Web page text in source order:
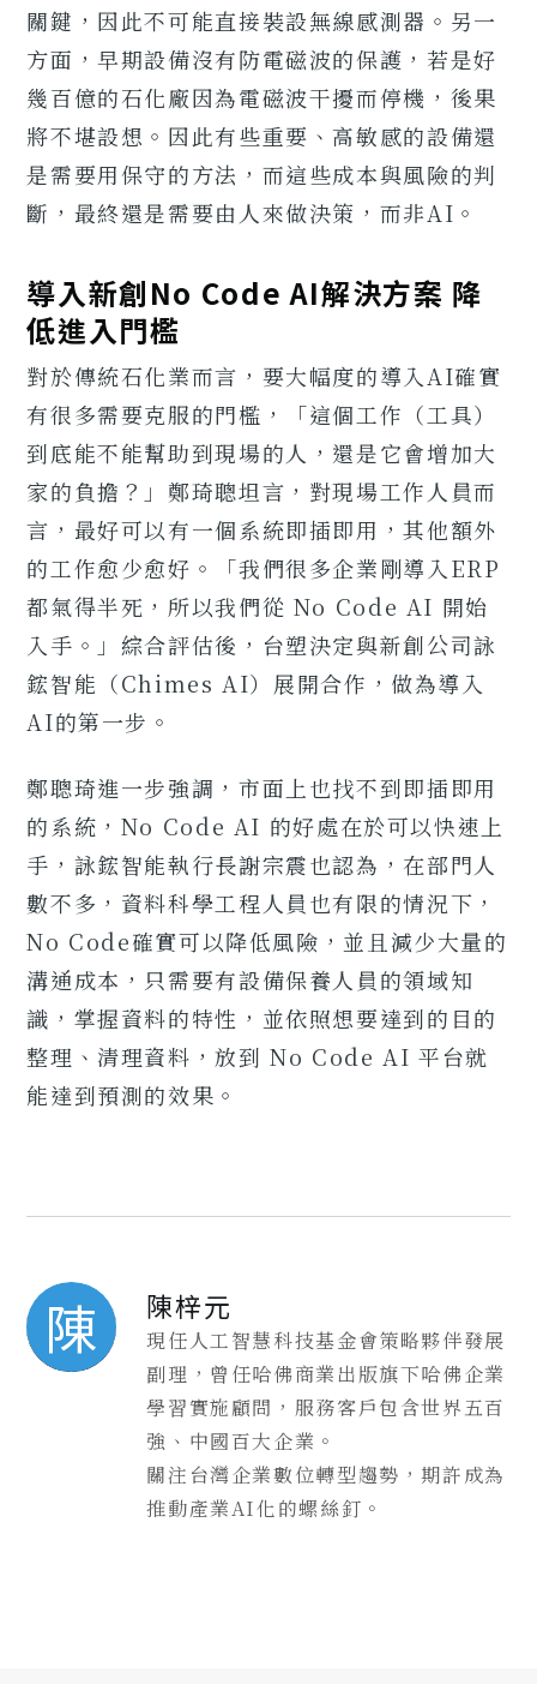
關鍵，因此不可能直接裝設無線感測器。另一
方面，早期設備沒有防電磁波的保護，若是好
幾百億的石化廠因為電磁波干擾而停機，後果
將不堪設想。因此有些重要、高敏感的設備還
是需要用保守的方法，而這些成本與風險的判
斷，最終還是需要由人來做決策，而非AI。
導入新創No Code AI解決方案 降
低進入門檻
對於傳統石化業而言，要大幅度的導入AI確實
有很多需要克服的門檻，「這個工作（工具）
到底能不能幫助到現場的人，還是它會增加大
家的負擔？」鄭琦聰坦言，對現場工作人員而
言，最好可以有一個系統即插即用，其他額外
的工作愈少愈好。「我們很多企業剛導入ERP
都氣得半死，所以我們從 No Code AI 開始
入手。」綜合評估後，台塑決定與新創公司詠
鋐智能（Chimes AI）展開合作，做為導入
AI的第一步。
鄭聰琦進一步強調，市面上也找不到即插即用
的系統，No Code AI 的好處在於可以快速上
手，詠鋐智能執行長謝宗震也認為，在部門人
數不多，資料科學工程人員也有限的情況下，
No Code確實可以降低風險，並且減少大量的
溝通成本，只需要有設備保養人員的領域知
識，掌握資料的特性，並依照想要達到的目的
整理、清理資料，放到 No Code AI 平台就
能達到預測的效果。
陳 陳梓元
現任人工智慧科技基金會策略夥伴發展
副理，曾任哈佛商業出版旗下哈佛企業
學習實施顧問，服務客戶包含世界五百
強、中國百大企業。
關注台灣企業數位轉型趨勢，期許成為
推動產業AI化的螺絲釘。